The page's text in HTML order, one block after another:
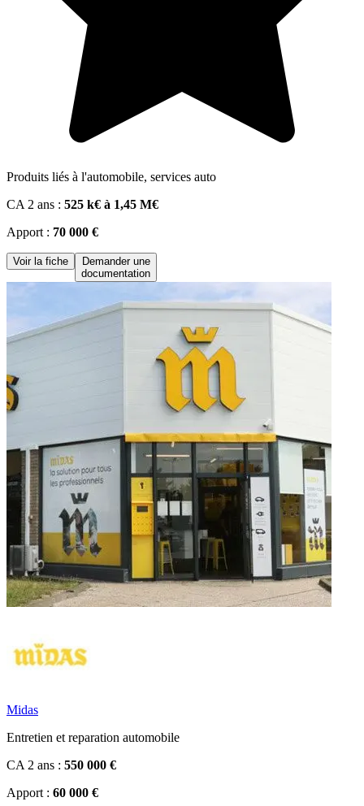
Produits liés à l'automobile, services auto
CA 2 ans : 525 k€ à 1,45 M€
Apport : 70 000 €
Voir la fiche
Demander une
documentation
Midas
Entretien et reparation automobile
CA 2 ans : 550 000 €
Apport : 60 000 €